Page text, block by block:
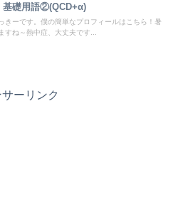
基礎用語②(QCD+α)
きーです。僕の簡単なプロフィールはこちら！暑
すね～熱中症、大丈夫です...
ーリンク